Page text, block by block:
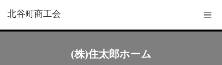
北谷町商工会
(株)住太郎ホーム